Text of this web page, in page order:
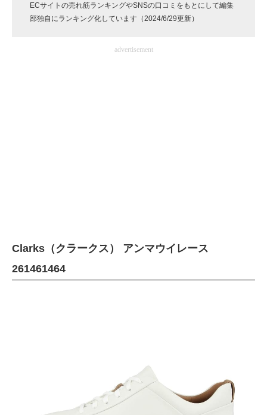
製造業のIT導入・活用を支援
ECサイトの売れ筋ランキングやSNSの口コミをもとにして編集
部独自にランキング化しています（2024/6/29更新）
advertisement
Clarks（クラークス） アンマウイレース
261461464